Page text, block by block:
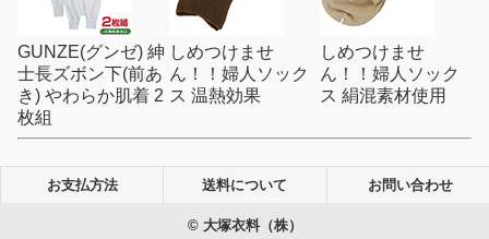
GUNZE(グンゼ) 紳
士長ズボン下(前あ
き) やわらか肌着 2
枚組
しめつけませ
ん！！婦人ソック
ス 温熱効果
しめつけませ
ん！！婦人ソック
ス 絹混素材使用
お支払方法 送料について お問い合わせ
© 大塚衣料（株）